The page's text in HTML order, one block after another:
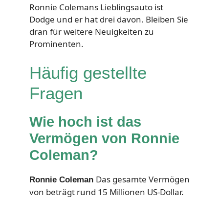
Ronnie Colemans Lieblingsauto ist
Dodge und er hat drei davon. Bleiben Sie
dran für weitere Neuigkeiten zu
Prominenten.
Häufig gestellte
Fragen
Wie hoch ist das
Vermögen von Ronnie
Coleman?
Ronnie Coleman Das gesamte Vermögen
von beträgt rund 15 Millionen US-Dollar.